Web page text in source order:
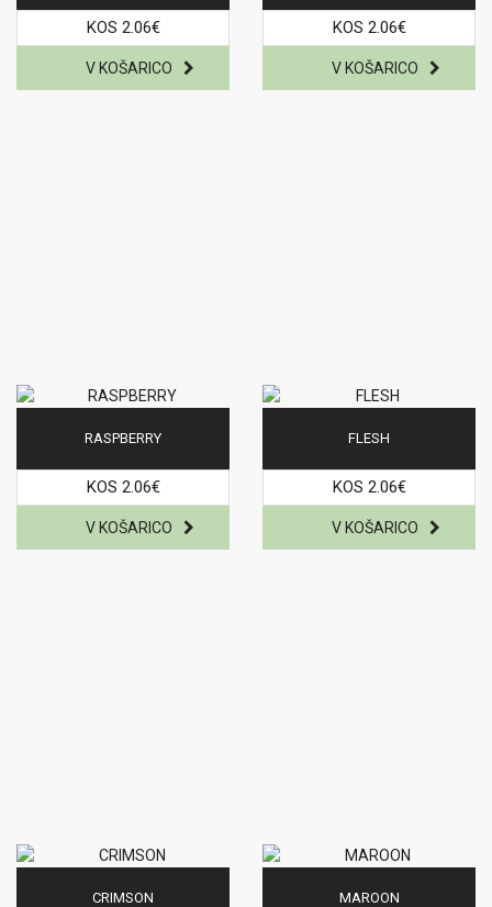
KOS 2.06€ KOS 2.06€
RASPBERRY
KOS 2.06€
FLESH
KOS 2.06€
CRIMSON MAROON